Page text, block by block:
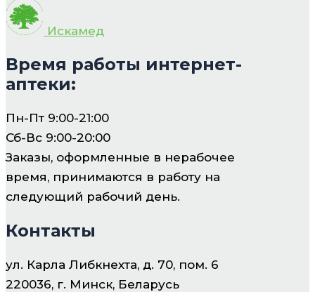
Искамед
Время работы интернет-
аптеки:
Пн-Пт 9:00-21:00
Сб-Вс 9:00-20:00
Заказы, оформленные в нерабочее
время, принимаются в работу на
следующий рабочий день.
Контакты
ул. Карла Либкнехта, д. 70, пом. 6
220036, г. Минск, Беларусь